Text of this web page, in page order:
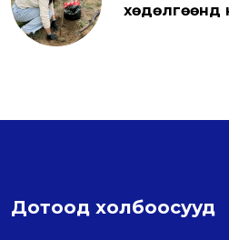
хөдөлгөөнд
Дотоод холбоосууд